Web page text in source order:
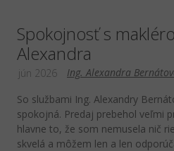
Spokojnosť s
Alexandra
Ing. Alexandra
jún 2026
So službami Ing. Alexandry
spokojná. Predaj prebehol veľmi
hlavne to, že som nemusela nič
skvelá a môžem len a len